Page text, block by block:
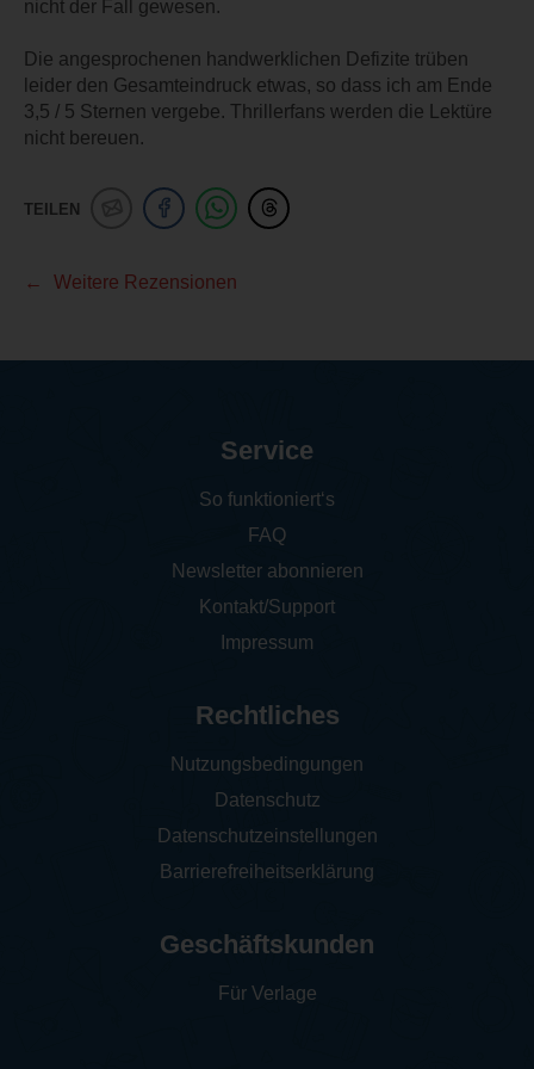
nicht der Fall gewesen.
Die angesprochenen handwerklichen Defizite trüben
leider den Gesamteindruck etwas, so dass ich am Ende
3,5 / 5 Sternen vergebe. Thrillerfans werden die Lektüre
nicht bereuen.
TEILEN
Weitere Rezensionen
Service
So funktioniert‘s
FAQ
Newsletter abonnieren
Kontakt/Support
Impressum
Rechtliches
Nutzungsbedingungen
Datenschutz
Datenschutzeinstellungen
Barrierefreiheitserklärung
Geschäftskunden
Für Verlage